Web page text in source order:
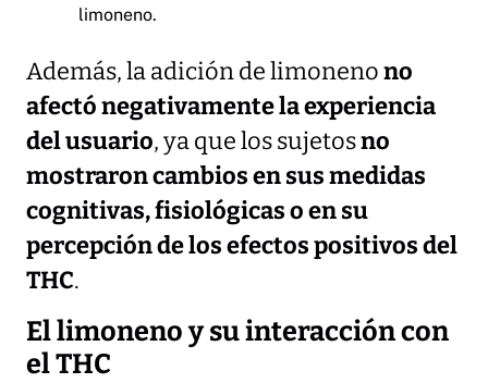
limoneno.
Además, la adición de limonenono
afectó negativamente la experiencia
del usuario, ya que los sujetosno
mostraron cambios en sus medidas
cognitivas, fisiológicas o en su
percepción de los efectos positivos del
THC.
El limoneno y su interacción con
el THC